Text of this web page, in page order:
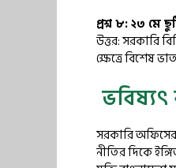
প্রশ্ন ৮: ২৩ মে
উত্তর: সরকারি
ক্ষেত্রে বিশেষ
সরকারি
নীতির দিকে